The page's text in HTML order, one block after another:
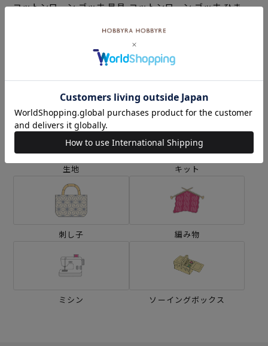
コットンローン ゴッホ 星月
ビーレデザインコレクショ
コットンローン ゴッホ ひま
ホビーレデザインコレクシ
ョン
¥308
カテゴリーから探す
生地 キット
刺し子 編み物
ミシン ソーイングボックス